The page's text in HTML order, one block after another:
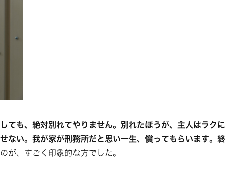
ても、絶対別れてやりません。別れたほうが、主人はラクに
ない。我が家が刑務所だと思い一生、償ってもらいます。終
が、すごく印象的な方でした。